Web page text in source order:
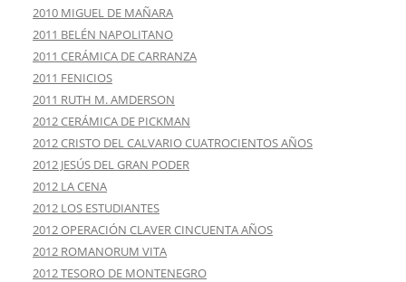
2010 MIGUEL DE MAÑARA
2011 BELÉN NAPOLITANO
2011 CERÁMICA DE CARRANZA
2011 FENICIOS
2011 RUTH M. AMDERSON
2012 CERÁMICA DE PICKMAN
2012 CRISTO DEL CALVARIO CUATROCIENTOS AÑOS
2012 JESÚS DEL GRAN PODER
2012 LA CENA
2012 LOS ESTUDIANTES
2012 OPERACIÓN CLAVER CINCUENTA AÑOS
2012 ROMANORUM VITA
2012 TESORO DE MONTENEGRO